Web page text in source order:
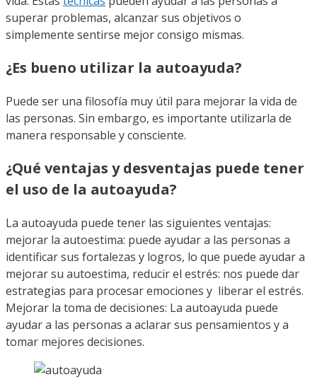
superar problemas, alcanzar sus objetivos o
simplemente sentirse mejor consigo mismas.
¿Es bueno utilizar la autoayuda?
Puede ser una filosofía muy útil para mejorar la vida de
las personas. Sin embargo, es importante utilizarla de
manera responsable y consciente.
¿Qué ventajas y desventajas puede tener
el uso de la autoayuda?
La autoayuda puede tener las siguientes ventajas:
mejorar la autoestima: puede ayudar a las personas a
identificar sus fortalezas y logros, lo que puede ayudar a
mejorar su autoestima, reducir el estrés: nos puede dar
estrategias para procesar emociones y liberar el estrés.
Mejorar la toma de decisiones: La autoayuda puede
ayudar a las personas a aclarar sus pensamientos y a
tomar mejores decisiones.